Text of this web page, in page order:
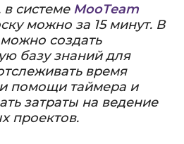
системе MooTeam
можно за 15 минут. В
создать
базу знаний для
время
помощи таймера и
затраты на ведение
проектов.